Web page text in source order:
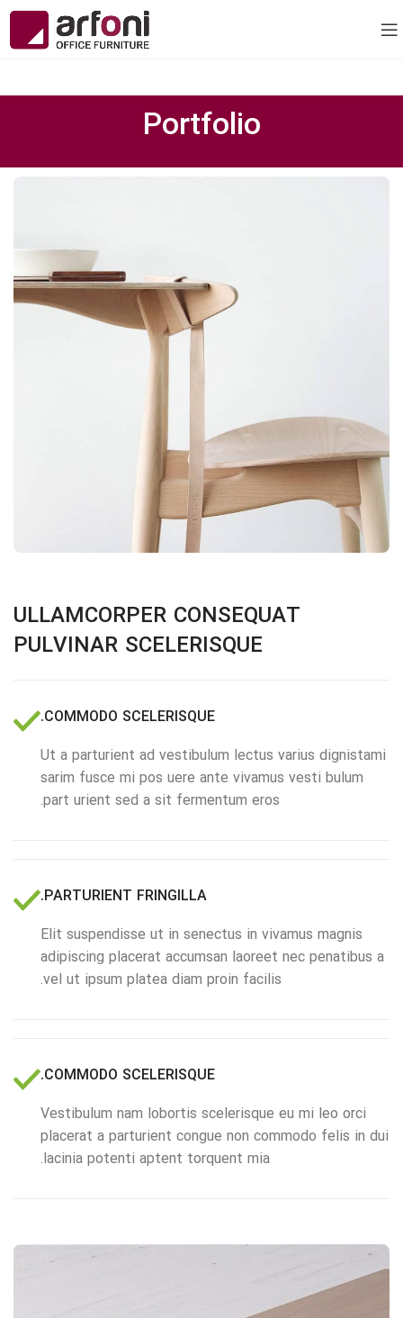
Portfolio
ULLAMCORPER CONSEQUAT
PULVINAR SCELERISQUE
COMMODO SCELERISQUE.
Ut a parturient ad vestibulum lectus varius dignistami
sarim fusce mi pos uere ante vivamus vesti bulum
part urient sed a sit fermentum eros.
PARTURIENT FRINGILLA.
Elit suspendisse ut in senectus in vivamus magnis
adipiscing placerat accumsan laoreet nec penatibus a
vel ut ipsum platea diam proin facilis.
COMMODO SCELERISQUE.
Vestibulum nam lobortis scelerisque eu mi leo orci
placerat a parturient congue non commodo felis in dui
lacinia potenti aptent torquent mia.